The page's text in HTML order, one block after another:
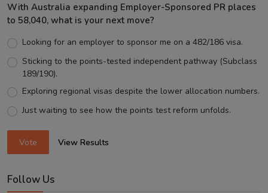
With Australia expanding Employer-Sponsored PR places
to 58,040, what is your next move?
Looking for an employer to sponsor me on a 482/186 visa.
Sticking to the points-tested independent pathway (Subclass
189/190).
Exploring regional visas despite the lower allocation numbers.
Just waiting to see how the points test reform unfolds.
Vote View Results
Follow Us